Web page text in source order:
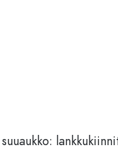
Alkoholipullot